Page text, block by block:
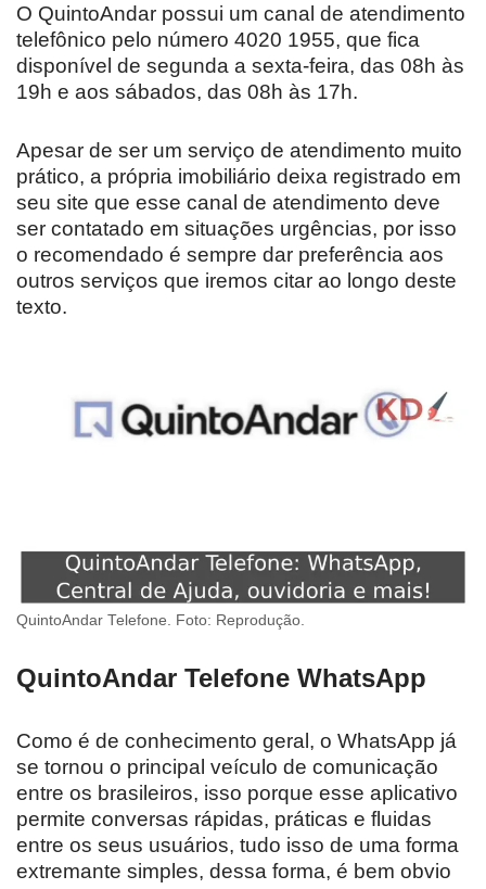
O QuintoAndar possui um canal de atendimento
telefônico pelo número 4020 1955, que fica
disponível de segunda a sexta-feira, das 08h às
19h e aos sábados, das 08h às 17h.
Apesar de ser um serviço de atendimento muito
prático, a própria imobiliário deixa registrado em
seu site que esse canal de atendimento deve
ser contatado em situações urgências, por isso
o recomendado é sempre dar preferência aos
outros serviços que iremos citar ao longo deste
texto.
QuintoAndar Telefone. Foto: Reprodução.
QuintoAndar Telefone WhatsApp
Como é de conhecimento geral, o WhatsApp já
se tornou o principal veículo de comunicação
entre os brasileiros, isso porque esse aplicativo
permite conversas rápidas, práticas e fluidas
entre os seus usuários, tudo isso de uma forma
extremante simples, dessa forma, é bem obvio